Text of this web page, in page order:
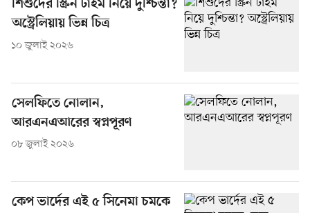
শিশুদের স্ক্রিন টাইম নিয়ে দুশ্চিন্তা?
অস্ট্রেলিয়ায় ভিন্ন চিত্র
১০ জুলাই ২০২৬
সেলফিতে নোলান,
আরএনএআরের স্বপ্নপূরণ
০৮ জুলাই ২০২৬
কেপ ভার্দের এই ৫ সিনেমা চমকে